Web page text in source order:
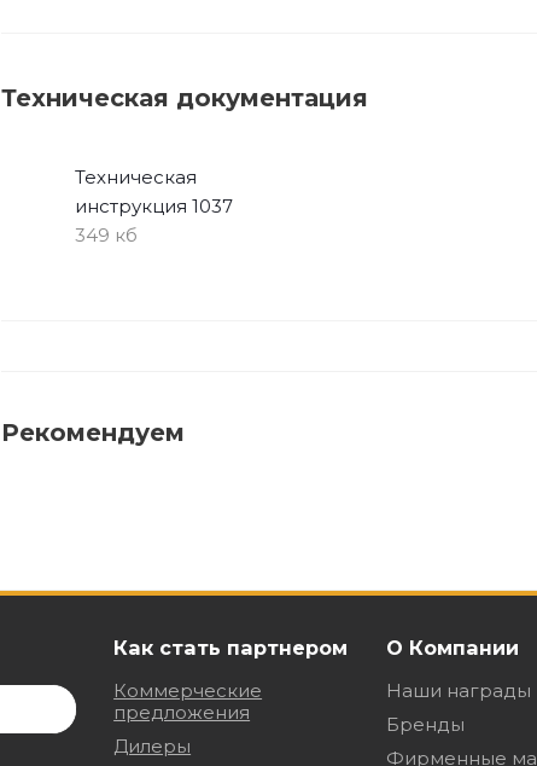
Техническая документация
Техническая
инструкция 1037
349 кб
Рекомендуем
Как стать партнером
Коммерческие
предложения
Дилеры
О Компании
Наши награды
Бренды
Фирменные